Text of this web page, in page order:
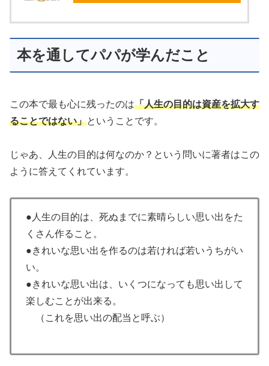
本を通してパパが学んだこと
この本で最も心に残ったのは「人生の目的は資産を拡大す
ることではない」ということです。
じゃあ、人生の目的は何なのか？という問いに著者はこの
ように答えてくれています。
●人生の目的は、死ぬまでに素晴らしい思い出をた
くさん作ること。
●きれいな思い出を作るのは若ければ若いうちがい
い。
●きれいな思い出は、いくつになっても思い出して
楽しむことが出来る。
（これを思い出の配当と呼ぶ）